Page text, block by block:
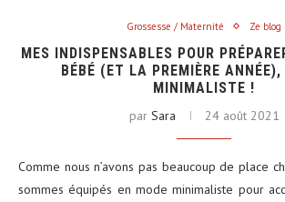
Grossesse / Maternité Ze blog
MES INDISPENSABLES POUR
BÉBÉ (ET LA PREMIÈRE ANNÉE),
MINIMALISTE !
par Sara 24 août 2021
Comme nous n’avons pas beaucoup de place
sommes équipés en mode minimaliste pour